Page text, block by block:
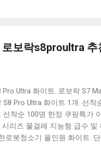
보락s8proultra 추
Ultra 화이트. 로보락 S7
S8 Pro Ultra 화이트 1개. 선
착순 100명 한정 쿠팡특가
리즈 물걸레 지능형 급수
로봇청소기 올인원 화이트.